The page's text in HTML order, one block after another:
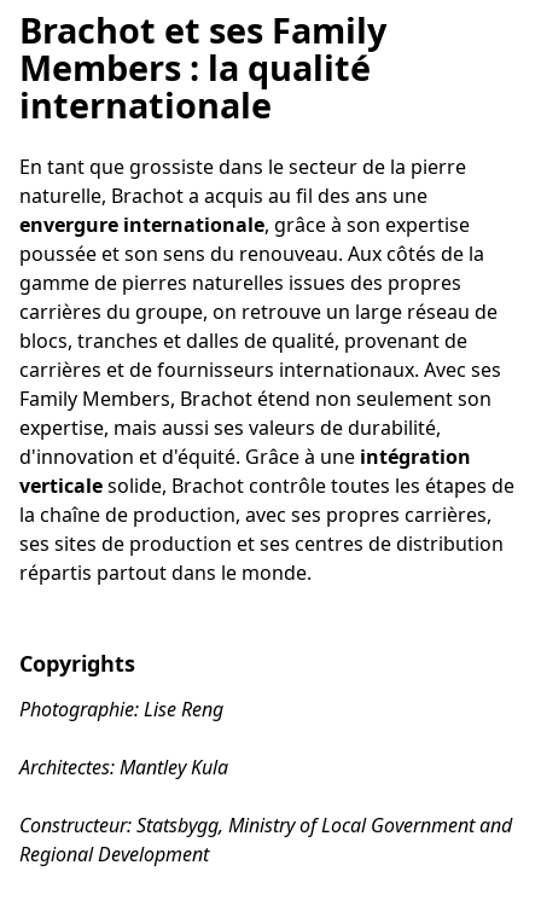
Brachot et ses Family
Members : la qualité
internationale
En tant que grossiste dans le secteur de la pierre
naturelle, Brachot a acquis au fil des ans une
envergure internationale, grâce à son expertise
poussée et son sens du renouveau. Aux côtés de la
gamme de pierres naturelles issues des propres
carrières du groupe, on retrouve un large réseau de
blocs, tranches et dalles de qualité, provenant de
carrières et de fournisseurs internationaux. Avec ses
Family Members, Brachot étend non seulement son
expertise, mais aussi ses valeurs de durabilité,
d'innovation et d'équité. Grâce à une intégration
verticalesolide, Brachot contrôle toutes les étapes de
la chaîne de production, avec ses propres carrières,
ses sites de production et ses centres de distribution
répartis partout dans le monde.
Copyrights
Photographie: Lise Reng
Architectes: Mantley Kula
Constructeur: Statsbygg, Ministry of Local Government and
Regional Development